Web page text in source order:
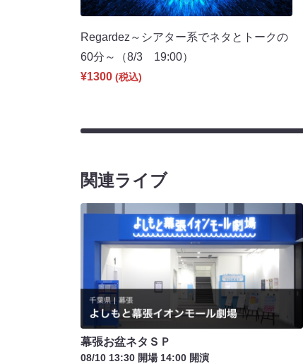
Regardez～シアター系でネタとトークの
60分～（8/3 19:00）
¥1300 (税込)
関連ライブ
幕張お盆ネタＳＰ
08/10 13:30 開場 14:00 開演